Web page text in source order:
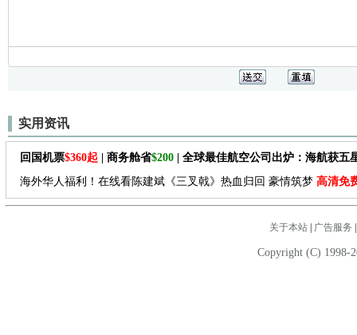
实用资讯
回国机票$360起 | 商务舱省$200 | 全球最佳航空公司出炉：海航获五
海外华人福利！在线看陈建斌《三叉戟》热血归回 豪情筑梦 高清免
关于本站| 广告服务
Copyright (C) 1998-